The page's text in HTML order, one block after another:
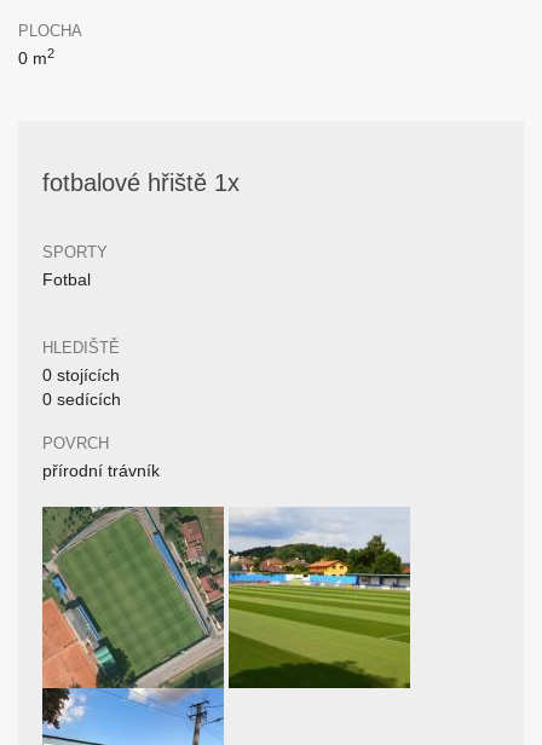
PLOCHA
0 m2
fotbalové hřiště 1x
SPORTY
Fotbal
HLEDIŠTĚ
0 stojících
0 sedících
POVRCH
přírodní trávník